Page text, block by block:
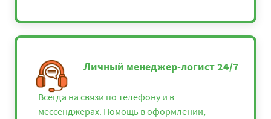
Личный менеджер-логист 24/7
Всегда на связи по телефону и в
мессенджерах. Помощь в оформлении,